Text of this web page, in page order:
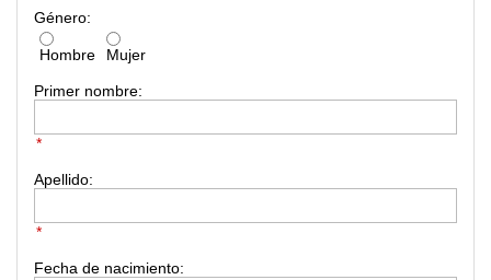
Género:
Hombre Mujer
Primer nombre:
*
Apellido:
*
Fecha de nacimiento: